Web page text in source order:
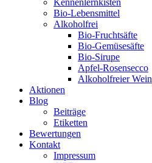
Kennenlernkisten
Bio-Lebensmittel
Alkoholfrei
Bio-Fruchtsäfte
Bio-Gemüsesäfte
Bio-Sirupe
Apfel-Rosensecco
Alkoholfreier Wein
Aktionen
Blog
Beiträge
Etiketten
Bewertungen
Kontakt
Impressum